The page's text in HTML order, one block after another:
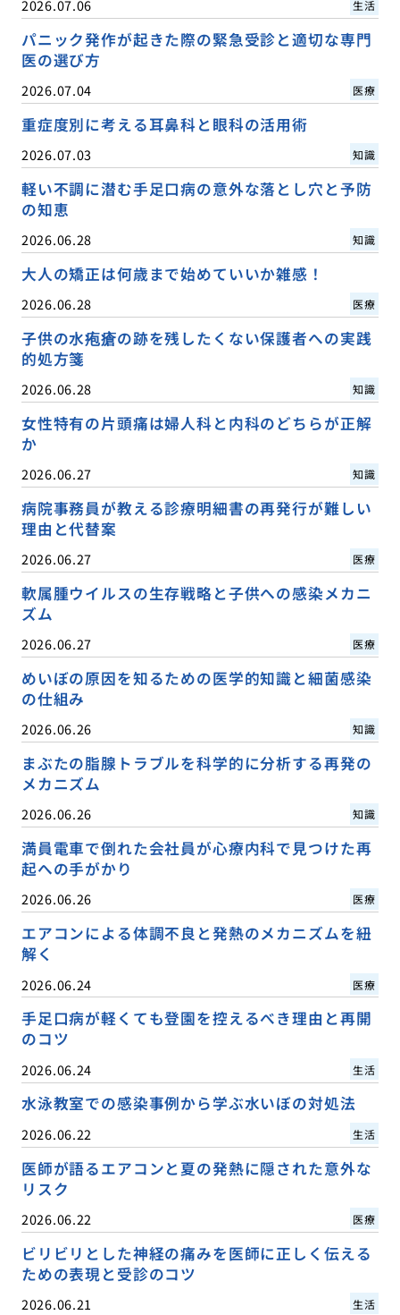
2026.07.06 生活
パニック発作が起きた際の緊急受診と適切な専門
医の選び方
2026.07.04 医療
重症度別に考える耳鼻科と眼科の活用術
2026.07.03 知識
軽い不調に潜む手足口病の意外な落とし穴と予防
の知恵
2026.06.28 知識
大人の矯正は何歳まで始めていいか雑感！
2026.06.28 医療
子供の水疱瘡の跡を残したくない保護者への実践
的処方箋
2026.06.28 知識
女性特有の片頭痛は婦人科と内科のどちらが正解
か
2026.06.27 知識
病院事務員が教える診療明細書の再発行が難しい
理由と代替案
2026.06.27 医療
軟属腫ウイルスの生存戦略と子供への感染メカニ
ズム
2026.06.27 医療
めいぼの原因を知るための医学的知識と細菌感染
の仕組み
2026.06.26 知識
まぶたの脂腺トラブルを科学的に分析する再発の
メカニズム
2026.06.26 知識
満員電車で倒れた会社員が心療内科で見つけた再
起への手がかり
2026.06.26 医療
エアコンによる体調不良と発熱のメカニズムを紐
解く
2026.06.24 医療
手足口病が軽くても登園を控えるべき理由と再開
のコツ
2026.06.24 生活
水泳教室での感染事例から学ぶ水いぼの対処法
2026.06.22 生活
医師が語るエアコンと夏の発熱に隠された意外な
リスク
2026.06.22 医療
ビリビリとした神経の痛みを医師に正しく伝える
ための表現と受診のコツ
2026.06.21 生活